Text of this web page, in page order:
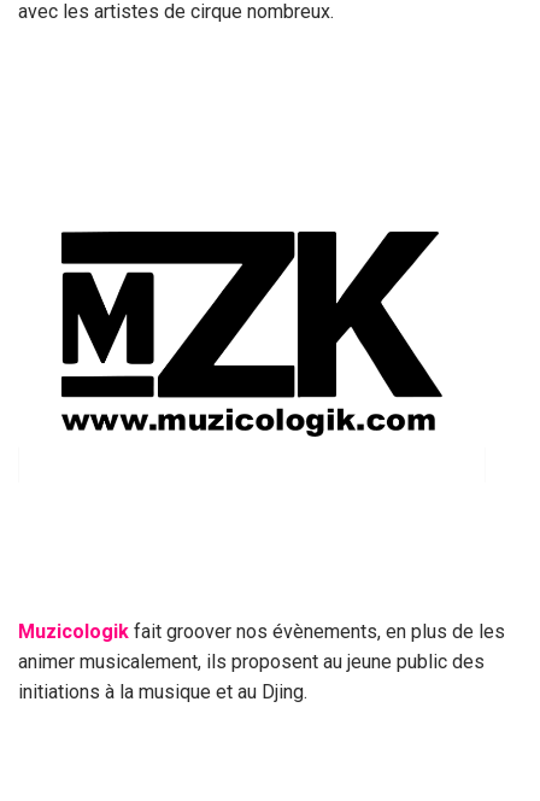
avec les artistes de cirque nombreux.
Muzicologik fait groover nos évènements, en plus de les
animer musicalement, ils proposent au jeune public des
initiations à la musique et au Djing.